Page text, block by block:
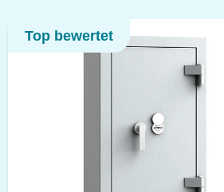
Top bewertet